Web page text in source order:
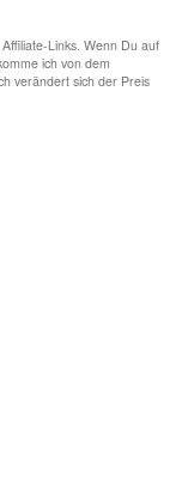
Links. Wenn Du auf
ich von dem
verändert sich der Preis